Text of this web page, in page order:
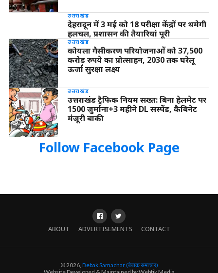
उत्तराखंड
देहरादून में 3 मई को 18 परीक्षा केंद्रों पर थमेगी
हलचल, प्रशासन की तैयारियां पूरी
उत्तराखंड
कोयला गैसीकरण परियोजनाओं को 37,500
करोड़ रुपये का प्रोत्साहन, 2030 तक घरेलू
ऊर्जा सुरक्षा लक्ष्य
उत्तराखंड
उत्तराखंड ट्रैफिक नियम सख्त: बिना हेलमेट पर
1500 जुर्माना+3 महीने DL सस्पेंड, कैबिनेट
मंजूरी बाकी
Follow Facebook Page
ABOUT ADVERTISEMENTS CONTACT
© 2026, Bebak Samachar (बेबाक समाचार)